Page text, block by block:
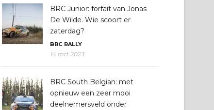
BRC Junior: forfait van Jonas
De Wilde. Wie scoort er
zaterdag?
BRC RALLY
14 mrt 2023
BRC South Belgian: met
opnieuw een zeer mooi
deelnemersveld onder